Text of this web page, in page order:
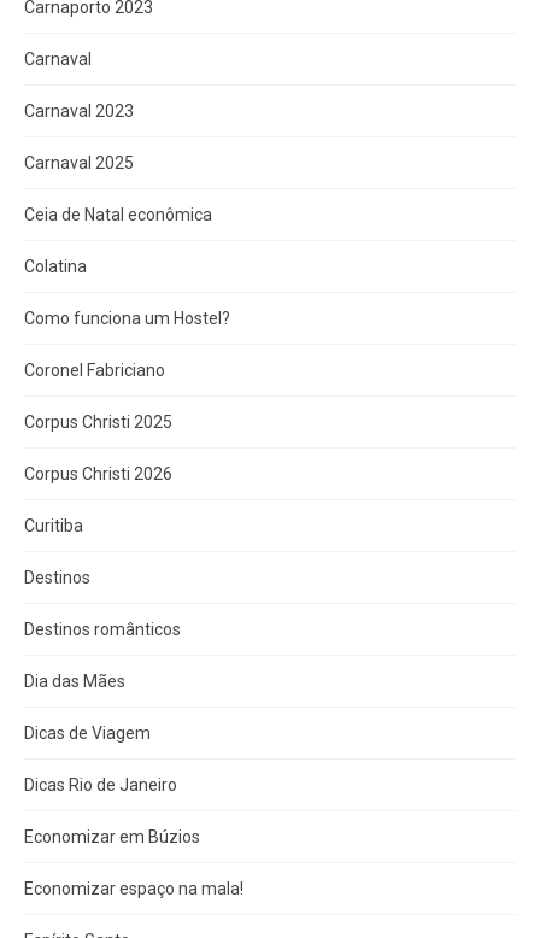
Carnaporto 2023
Carnaval
Carnaval 2023
Carnaval 2025
Ceia de Natal econômica
Colatina
Como funciona um Hostel?
Coronel Fabriciano
Corpus Christi 2025
Corpus Christi 2026
Curitiba
Destinos
Destinos românticos
Dia das Mães
Dicas de Viagem
Dicas Rio de Janeiro
Economizar em Búzios
Economizar espaço na mala!